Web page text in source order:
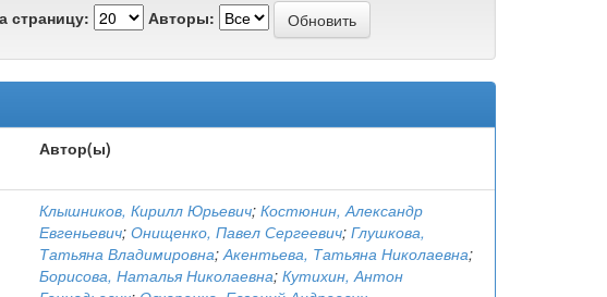
страницу: Авторы:
Автор(ы)
Клышников, Кирилл Юрьевич; Костюнин, Александр
Евгеньевич; Онищенко, Павел Сергеевич; Глушкова,
Татьяна Владимировна;Акентьева, Татьяна Николаевна;
Борисова, Наталья Николаевна; Кутихин, Антон